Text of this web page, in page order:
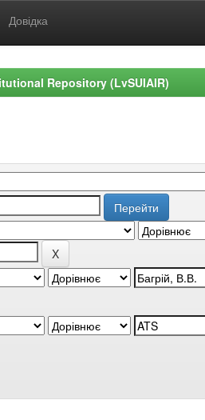
Довідка
Repository (LvSUIAIR)